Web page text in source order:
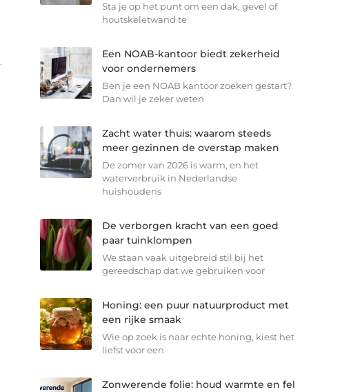
Sta je op het punt om een dak, gevel of
houtskeletwand te
Een NOAB-kantoor biedt zekerheid
voor ondernemers
Ben je een NOAB kantoor zoeken gestart?
Dan wil je zeker weten
Zacht water thuis: waarom steeds
meer gezinnen de overstap maken
De zomer van 2026 is warm, en het
waterverbruik in Nederlandse
huishoudens
De verborgen kracht van een goed
paar tuinklompen
We staan vaak uitgebreid stil bij het
gereedschap dat we gebruiken voor
Honing: een puur natuurproduct met
een rijke smaak
Wie op zoek is naar echte honing, kiest het
liefst voor een
Zonwerende folie: houd warmte en fel